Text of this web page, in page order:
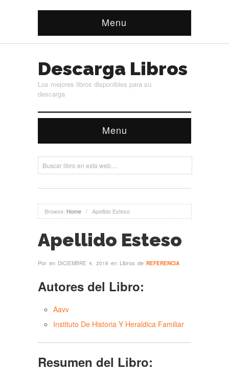
Menu
Descarga Libros
Los mejores libros disponibles para su
descarga
Menu
Browse: Home / Apellido Esteso
Apellido Esteso
Por en DICIEMBRE 4, 2018 en Libros de REFERENCIA
Autores del Libro:
Aavv
Instituto De Historia Y Heraldica Familiar
Resumen del Libro: